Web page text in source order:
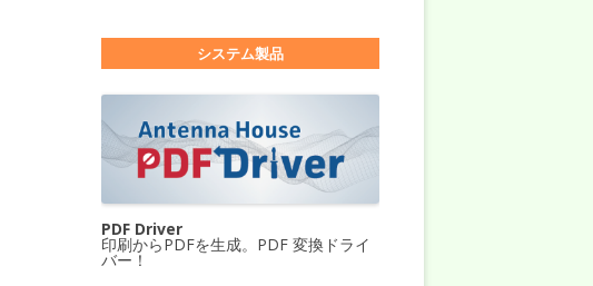
システム製品
PDF Driver
印刷からPDFを生成。PDF 変換ドライ
バー！